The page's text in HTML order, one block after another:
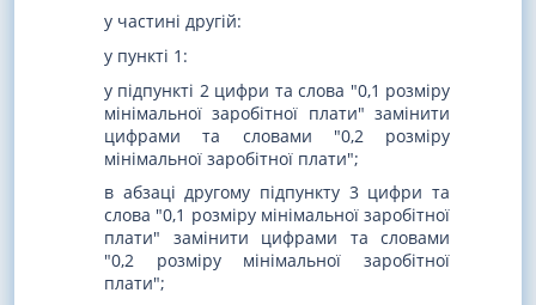
у частині другій:
у пункті 1:
у підпункті 2 цифри та слова "0,1 розміру
мінімальної заробітної плати" замінити
цифрами та словами "0,2 розміру
мінімальної заробітної плати";
в абзаці другому підпункту 3 цифри та
слова "0,1 розміру мінімальної заробітної
плати" замінити цифрами та словами
"0,2 розміру мінімальної заробітної
плати";